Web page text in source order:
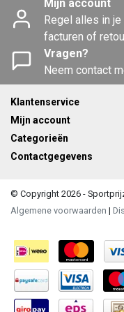
Mijn account
Regel alles in
facturen of
Vragen?
Neem contact
Klantenservice
Mijn account
Categorieën
Contactgegevens
© Copyright 2026 -
Algemene voorwaarden |